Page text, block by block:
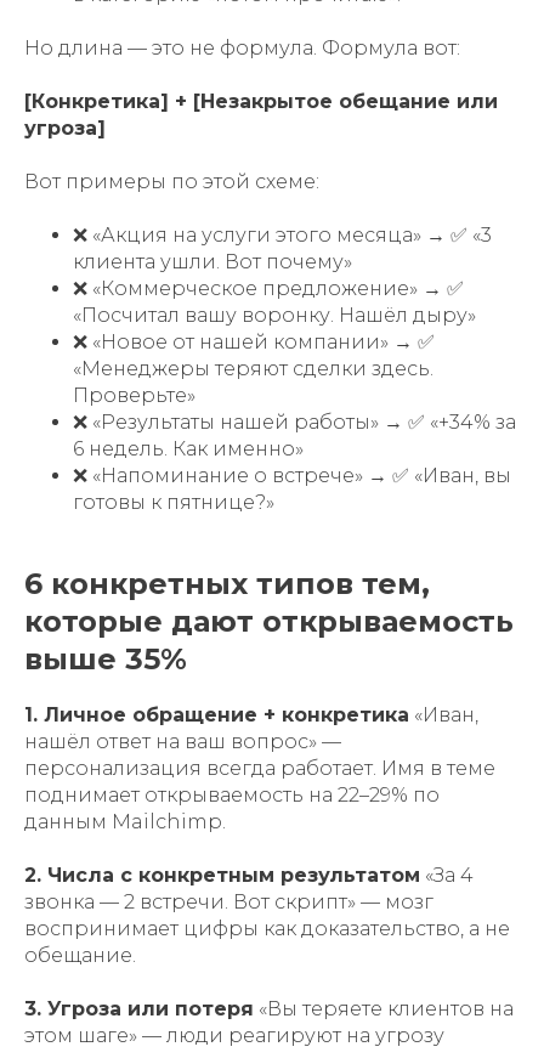
Но длина — это не формула. Формула вот:
[Конкретика] + [Незакрытое обещание или
угроза]
Вот примеры по этой схеме:
❌ «Акция на услуги этого месяца» → ✅ «3
клиента ушли. Вот почему»
❌ «Коммерческое предложение» → ✅
«Посчитал вашу воронку. Нашёл дыру»
❌ «Новое от нашей компании» → ✅
«Менеджеры теряют сделки здесь.
Проверьте»
❌ «Результаты нашей работы» → ✅ «+34% за
6 недель. Как именно»
❌ «Напоминание о встрече» → ✅ «Иван, вы
готовы к пятнице?»
6 конкретных типов тем,
которые дают открываемость
выше 35%
1. Личное обращение + конкретика «Иван,
нашёл ответ на ваш вопрос» —
персонализация всегда работает. Имя в теме
поднимает открываемость на 22–29% по
данным Mailchimp.
2. Числа с конкретным результатом «За 4
звонка — 2 встречи. Вот скрипт» — мозг
воспринимает цифры как доказательство, а не
обещание.
3. Угроза или потеря «Вы теряете клиентов на
этом шаге» — люди реагируют на угрозу